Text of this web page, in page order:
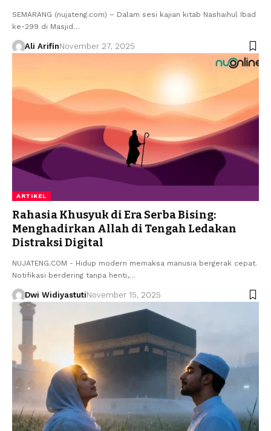
SEMARANG (nujateng.com) – Dalam sesi kajian kitab Nashaihul Ibad
ke-299 di Masjid…
Ali ArifinNovember 27, 2025
ARTIKEL
Rahasia Khusyuk di Era Serba Bising:
Menghadirkan Allah di Tengah Ledakan
Distraksi Digital
NUJATENG.COM - Hidup modern memaksa manusia bergerak cepat.
Notifikasi berdering tanpa henti,…
Dwi WidiyastutiNovember 15, 2025